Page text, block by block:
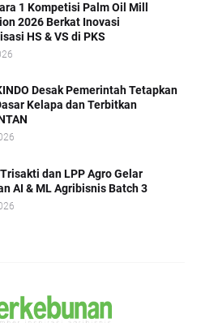
1 Kompetisi Palm Oil Mill
2026 Berkat Inovasi
HS & VS di PKS
Desak Pemerintah Tetapkan
Kelapa dan Terbitkan
dan LPP Agro Gelar
AI & ML Agribisnis Batch 3